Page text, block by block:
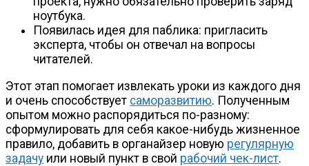
ноутбука.
Появилась идея для паблика: пригласить
эксперта, чтобы он отвечал на вопросы
читателей.
Этот этап помогает извлекать уроки из каждого дня
и очень способствует саморазвитию. Полученным
опытом можно распорядиться по-разному:
сформулировать для себя какое-нибудь жизненное
правило, добавить в органайзер новую регулярную
задачу или новый пункт в свой рабочий чек-лист.